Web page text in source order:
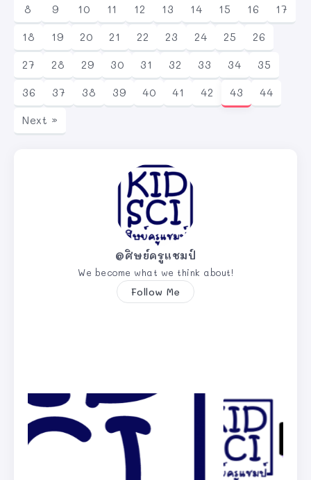
8
9 10 11 12 13 14 15 16
17
18
19 20 21 22 23 24 25
26
27
28 29 30 31 32 33 34
35
36
37 38 39 40 41 42 43
44
Next »
@ศิษย์ครูแชมป์
We become what we think about!
Follow Me